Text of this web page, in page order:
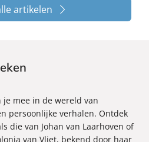
artikelen
mee in de wereld van
persoonlijke verhalen. Ontdek
die van Johan van Laarhoven of
van Vliet, bekend door haar